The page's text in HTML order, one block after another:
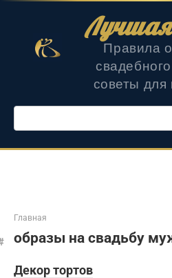
Правила
советы
Поиск:
Главная
образы на свадьбу
Декор тортов